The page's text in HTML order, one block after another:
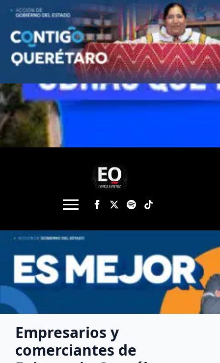
Empresarios y
comerciantes de